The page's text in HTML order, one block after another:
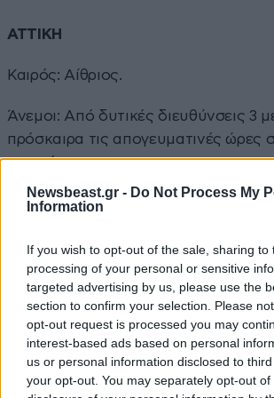
Newsbeast.gr - Do Not Process My
Information
If you wish to opt-out of the sale, sharing to
processing of your personal or sensitive
targeted advertising by us, please use the
section to confirm your selection. Please
opt-out request is processed you may
interest-based ads based on personal
us or personal information disclosed to
your opt-out. You may separately opt-out
ΑΤΤΙΚΗ
Καιρός: Αίθριος.
Άνεμοι: Από δυτικές διευθύνσεις 3
πρόσκαιρα τις απογευματινές ώρες
μποφόρ.
Θερμοκρασία: Από 25 έως 38 με 39
ΘΕΣΣΑΛΟΝΙΚΗ
Καιρός: Γενικά αίθριος.
Άνεμοι: Μεταβλητοί 2 με 3,
απογευματινές ώρες νότιοι
μποφόρ.